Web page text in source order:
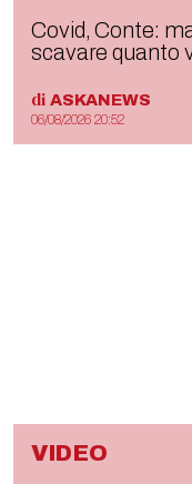
Covid, Conte:
scavare quanto
di ASKANEWS
06/08/2026 20:52
VIDEO